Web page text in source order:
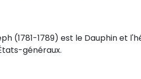
(1781-1789) est le Dauphin et
généraux.